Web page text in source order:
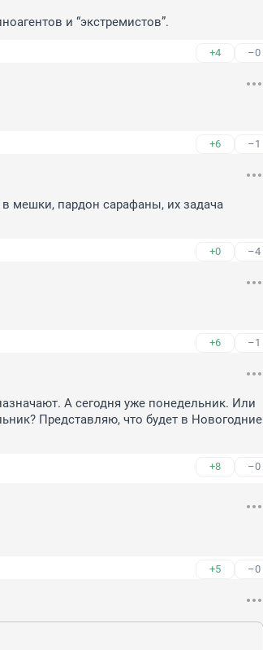
и “экстремистов”.
+4 –0
+6 –1
мешки, пардон сарафаны, их задача
+0 –4
+6 –1
А сегодня уже понедельник. Или
Представляю, что будет в Новогодние
+8 –0
+5 –0